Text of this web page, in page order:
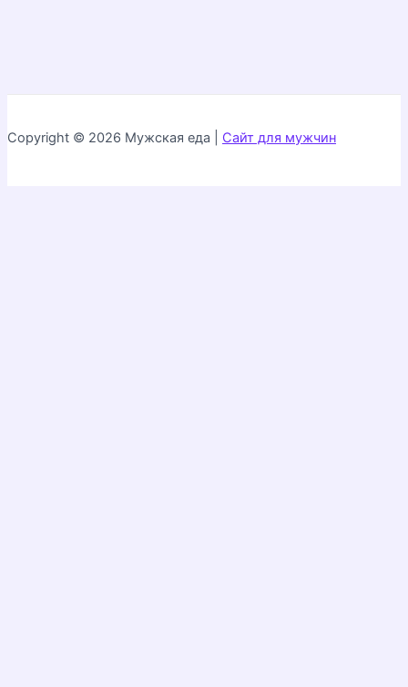
Copyright © 2026 Мужская еда | Сайт для мужчин